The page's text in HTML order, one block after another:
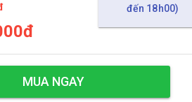
đến 18h00)
MUA NGAY